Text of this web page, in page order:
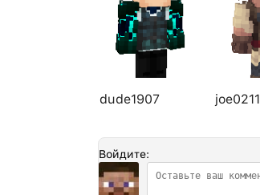
dude1907 joe0211
Войдите: